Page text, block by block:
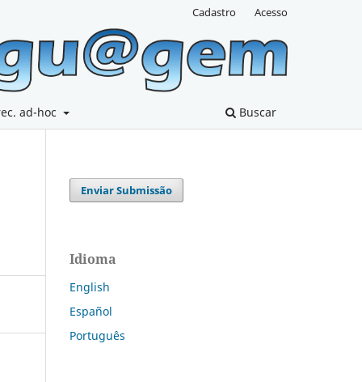
ad-hoc Buscar
Cadastro Acesso
Enviar Submissão
Idioma
English
Español
Português